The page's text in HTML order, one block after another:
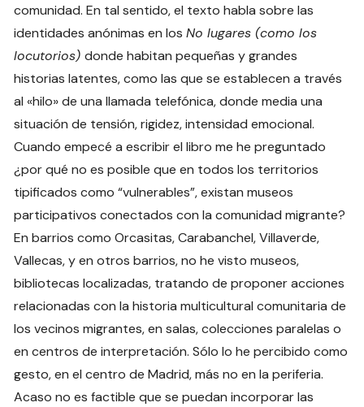
comunidad. En tal sentido, el texto habla sobre las
identidades anónimas en losNo lugares (como los
locutorios)donde habitan pequeñas y grandes
historias latentes, como las que se establecen a través
al «hilo» de una llamada telefónica, donde media una
situación de tensión, rigidez, intensidad emocional.
Cuando empecé a escribir el libro me he preguntado
¿por qué no es posible que en todos los territorios
tipificados como “vulnerables”, existan museos
participativos conectados con la comunidad migrante?
En barrios como Orcasitas, Carabanchel, Villaverde,
Vallecas, y en otros barrios, no he visto museos,
bibliotecas localizadas, tratando de proponer acciones
relacionadas con la historia multicultural comunitaria de
los vecinos migrantes, en salas, colecciones paralelas o
en centros de interpretación. Sólo lo he percibido como
gesto, en el centro de Madrid, más no en la periferia.
Acaso no es factible que se puedan incorporar las